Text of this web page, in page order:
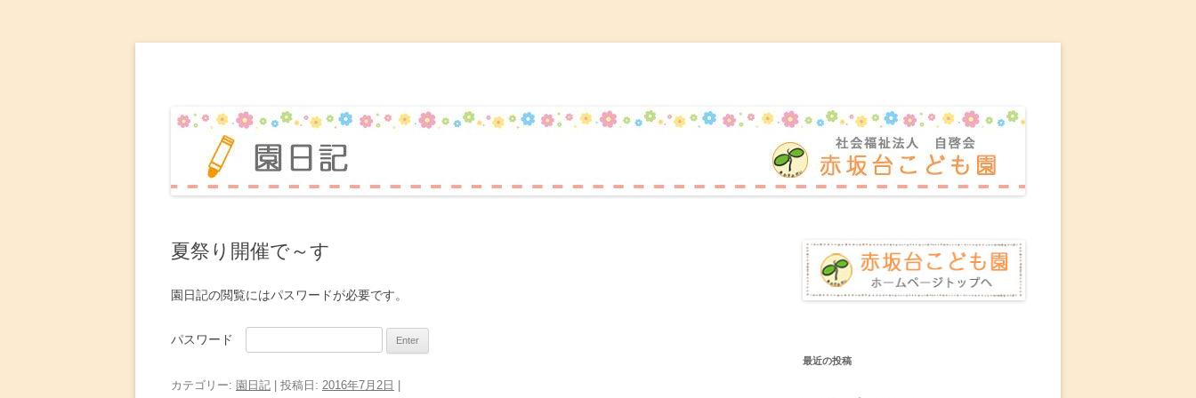
テ
ン
ッ
夏祭り開催で～す
園日記の閲覧にはパスワードが必要です。
パスワード
カテゴリー: 園日記 | 投稿日: 2016年7月2日
最近の投稿